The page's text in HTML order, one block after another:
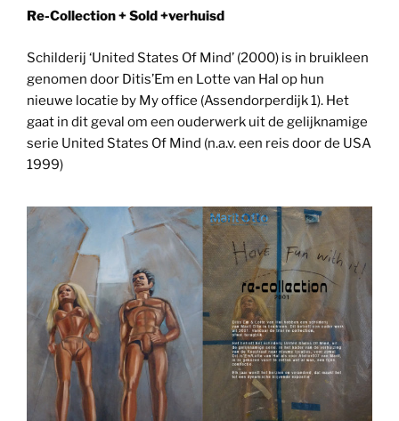
Re-Collection + Sold +verhuisd
Schilderij ‘United States Of Mind’ (2000) is in bruikleen
genomen door Ditis’Em en Lotte van Hal op hun
nieuwe locatie by My office (Assendorperdijk 1). Het
gaat in dit geval om een ouderwerk uit de gelijknamige
serie United States Of Mind (n.a.v. een reis door de USA
1999)